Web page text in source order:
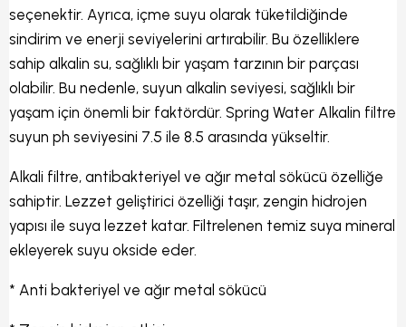
seçenektir. Ayrıca, içme suyu olarak tüketildiğinde
sindirim ve enerji seviyelerini artırabilir. Bu özelliklere
sahip alkalin su, sağlıklı bir yaşam tarzının bir parçası
olabilir. Bu nedenle, suyun alkalin seviyesi, sağlıklı bir
yaşam için önemli bir faktördür. Spring Water Alkalin filtre
suyun ph seviyesini 7.5 ile 8.5 arasında yükseltir.
Alkali filtre, antibakteriyel ve ağır metal sökücü özelliğe
sahiptir. Lezzet geliştirici özelliği taşır, zengin hidrojen
yapısı ile suya lezzet katar. Filtrelenen temiz suya mineral
ekleyerek suyu okside eder.
* Anti bakteriyel ve ağır metal sökücü